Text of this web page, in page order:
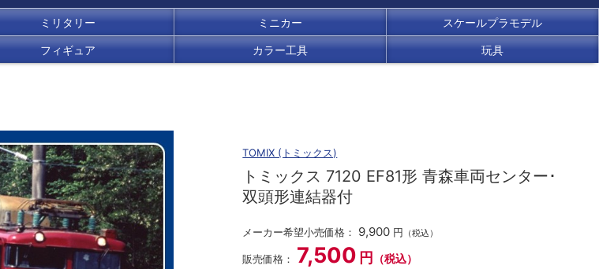
ミリタリー ミニカー スケールプラモデル
フィギュア カラー工具 玩具
TOMIX (トミックス)
トミックス 7120 EF81形 青森車両センター･
双頭形連結器付
メーカー希望小売価格： 9,900 円 （税込）
販売価格： 7,500 円 （税込）